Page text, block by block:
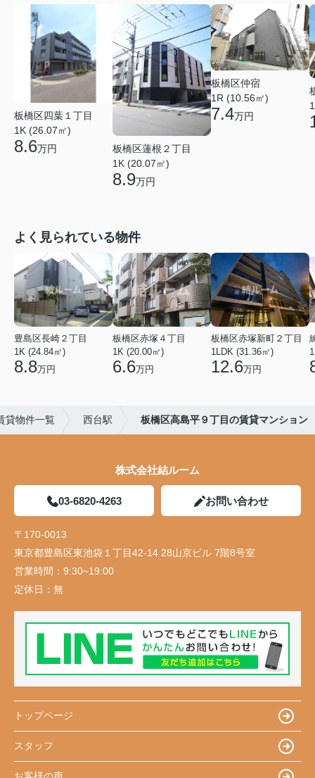
板橋区四葉１丁目
1K (26.07㎡)
8.6万円
板橋区蓮根２丁目
1K (20.07㎡)
8.9万円
板橋区仲宿
1R (10.56㎡)
7.4万円
よく見られている物件
豊島区長崎２丁目
1K (24.84㎡)
8.8万円
板橋区赤塚４丁目
1K (20.00㎡)
6.6万円
板橋区赤塚新町２丁目
1LDK (31.36㎡)
12.6万円
貸物件一覧 西台駅 板橋区高島平９丁目の賃貸マンション
株式会社結ルーム
03-6820-4263 お問い合わせ
〒170-0013
東京都豊島区東池袋１丁目42-14 28山京ビル 7階8号室
営業時間： 9:30~19:00
定休日： 無
トップページ
スタッフ